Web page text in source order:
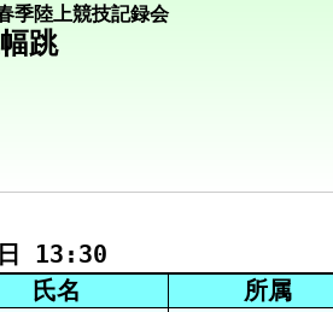
季陸上競技記録会
跳
13:30
氏名 所属